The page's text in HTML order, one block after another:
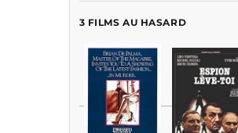
3 FILMS AU HASARD